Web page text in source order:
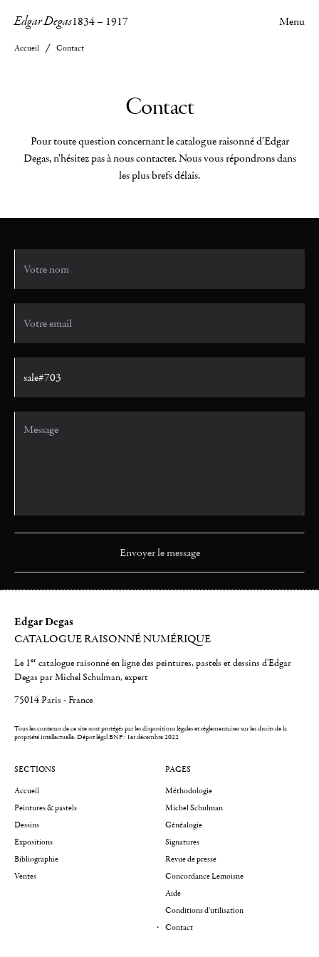
Edgar Degas1834– 1917 Menu
Accueil Contact
Contact
Pour toute question concernant le catalogue raisonné d'Edgar
Degas, n'hésitez pas à nous contacter. Nous vous répondrons dans
les plus brefs délais.
Edgar Degas
CATALOGUE RAISONNÉ NUMÉRIQUE
Le 1er catalogue raisonné en ligne des peintures, pastels et dessins d'Edgar
Degas par Michel Schulman, expert
75014 Paris - France
Tous les contenus de ce site sont protégés par les dispositions légales et réglementaires sur les droits de la
propriété intellectuelle.Dépot légal BNF : 1er décembre 2022
SECTIONS
Accueil
Peintures & pastels
Dessins
Expositions
Bibliographie
Ventes
PAGES
Méthodologie
Michel Schulman
Généalogie
Signatures
Revue de presse
Concordance Lemoisne
Aide
Conditions d'utilisation
Contact